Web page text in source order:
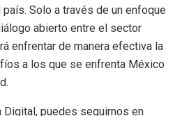
Solo a través de un enfoque
abierto entre el sector
enfrentar de manera efectiva la
a los que se enfrenta México
Digital, puedes seguirnos en